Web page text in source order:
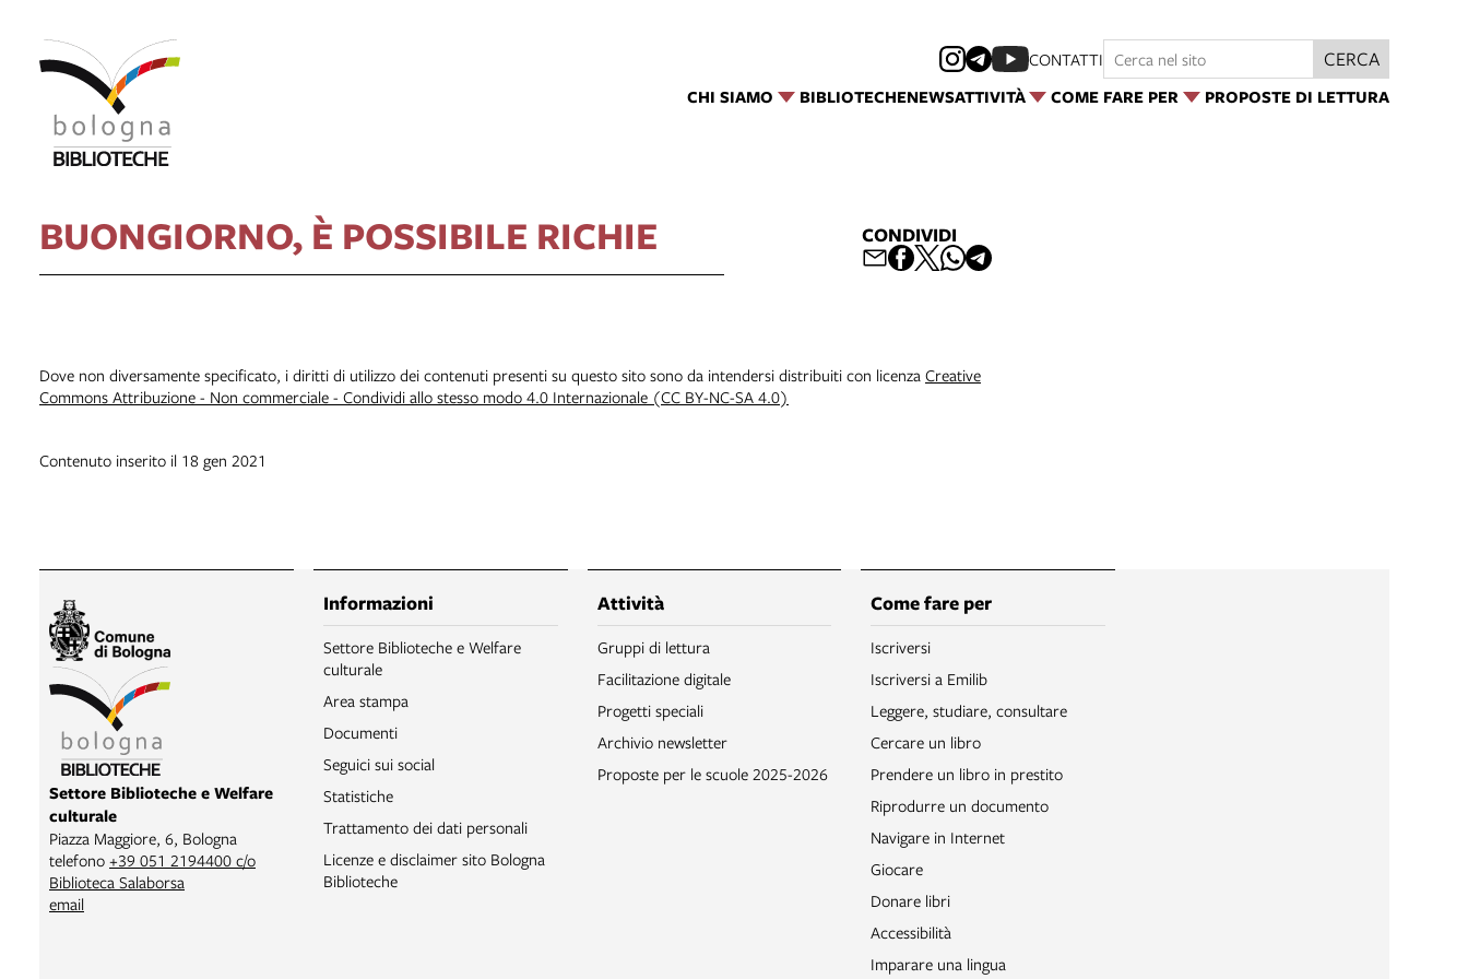
CHI SIAMO BIBLIOTECHENEWSATTIVITÀ COME FARE PER PROPOSTE DI LETTURA
CONTATTI CERCA
BUONGIORNO, È POSSIBILE RICHIE CONDIVIDI
Dove non diversamente specificato, i diritti di utilizzo dei contenuti presenti su questo sito sono da intendersi distribuiti con licenza Creative
Commons Attribuzione - Non commerciale - Condividi allo stesso modo 4.0 Internazionale (CC BY-NC-SA 4.0)
Contenuto inserito il 18 gen 2021
Settore Biblioteche e Welfare
culturale
Piazza Maggiore, 6, Bologna
telefono +39 051 2194400 c/o
Biblioteca Salaborsa
email
Informazioni
Settore Biblioteche e Welfare
culturale
Area stampa
Documenti
Seguici sui social
Statistiche
Trattamento dei dati personali
Licenze e disclaimer sito Bologna
Biblioteche
Attività
Gruppi di lettura
Facilitazione digitale
Progetti speciali
Archivio newsletter
Proposte per le scuole 2025-2026
Come fare per
Iscriversi
Iscriversi a Emilib
Leggere, studiare, consultare
Cercare un libro
Prendere un libro in prestito
Riprodurre un documento
Navigare in Internet
Giocare
Donare libri
Accessibilità
Imparare una lingua